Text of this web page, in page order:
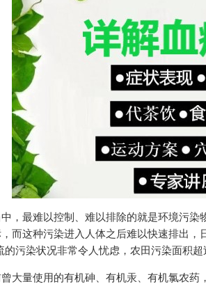
，最难以控制、难以排除的就是环境污
而这种污染进入人体之后难以快速排出
的污染状况非常令人忧虑，农田污染面积超
大量使用的有机砷、有机汞、有机氯农药